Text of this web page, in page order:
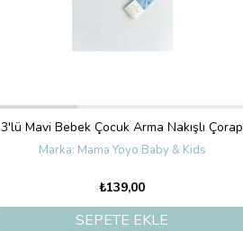
3'lü Mavi Bebek Çocuk Arma Nakışlı Çorap
Mama Yoyo Baby & Kids
₺139,00
SEPETE EKLE